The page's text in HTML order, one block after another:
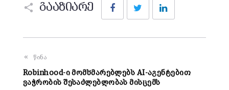
გააზიარე
წინა
Robinhood-ი მომხმარებლებს AI-აგენტებით
ვაჭრობის შესაძლებლობას მისცემს